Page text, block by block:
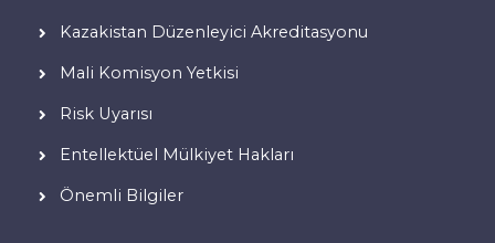
Kazakistan Düzenleyici Akreditasyonu
Mali Komisyon Yetkisi
Risk Uyarısı
Entellektüel Mülkiyet Hakları
Önemli Bilgiler